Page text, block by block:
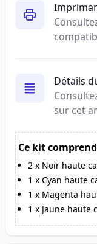
Détails
sur cet
Ce kit
2 x Noir haute
1 x Cyan haute
1 x Magenta
1 x Jaune haute